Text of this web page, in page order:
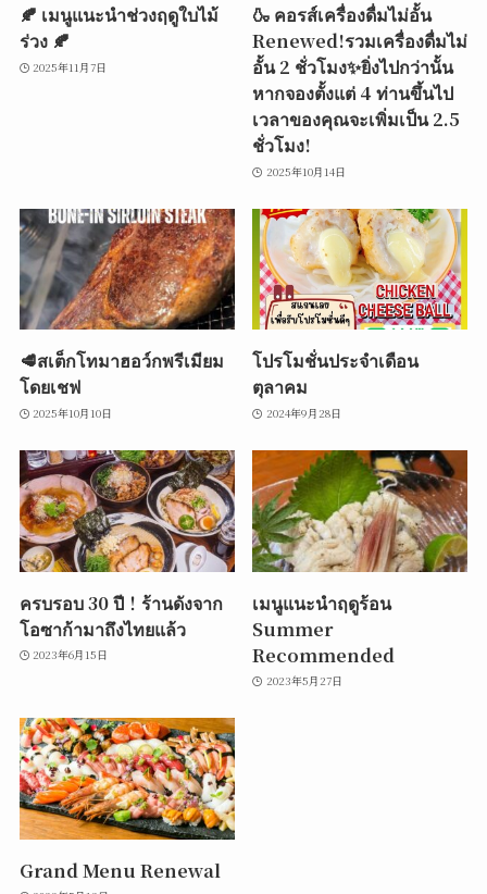
🍂 เมนูแนะนำช่วงฤดูใบไม้
ร่วง 🍂
2025年11月7日
🍶 คอรส์เครื่องดื่มไม่อั้น
Renewed!รวมเครื่องดื่มไม่
อั้น 2 ชั่วโมง✨ยิ่งไปกว่านั้น
หากจองตั้งแต่ 4 ท่านขึ้นไป
เวลาของคุณจะเพิ่มเป็น 2.5
ชั่วโมง!
2025年10月14日
🥩สเต็กโทมาฮอว์กพรีเมียม
โดยเชฟ
2025年10月10日
โปรโมชั่นประจำเดือน
ตุลาคม
2024年9月28日
ครบรอบ 30 ปี！ร้านดังจาก
โอซาก้ามาถึงไทยแล้ว
2023年6月15日
เมนูแนะนำฤดูร้อน
Summer
Recommended
2023年5月27日
Grand Menu Renewal